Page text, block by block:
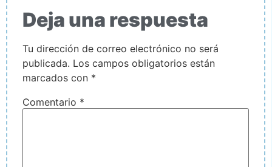
Deja una respuesta
Tu dirección de correo electrónico no será
publicada. Los campos obligatorios están
marcados con *
Comentario *